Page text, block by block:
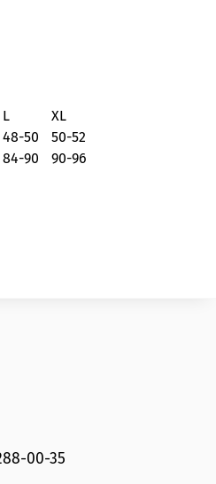
L
XL
48-50
50-52
84-90 90-96
00-35